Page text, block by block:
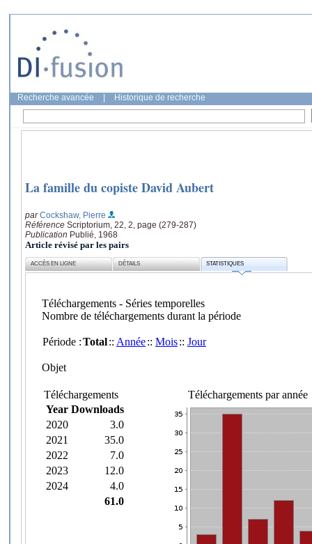
Recherche avancée Historique de recherche
La famille du copiste David Aubert
parCockshaw, Pierre
Référence Scriptorium, 22, 2, page (279-287)
Publication Publié, 1968
Article révisé par les pairs
ACCÈS EN LIGNE DÉTAILS STATISTIQUES